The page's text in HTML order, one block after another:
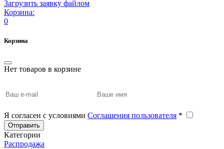
Загрузить заявку файлом
Корзина:
0
Корзина
Нет товаров в корзине
Я согласен с условиями Соглашения пользователя *
Отправить
Категории
Распродажа